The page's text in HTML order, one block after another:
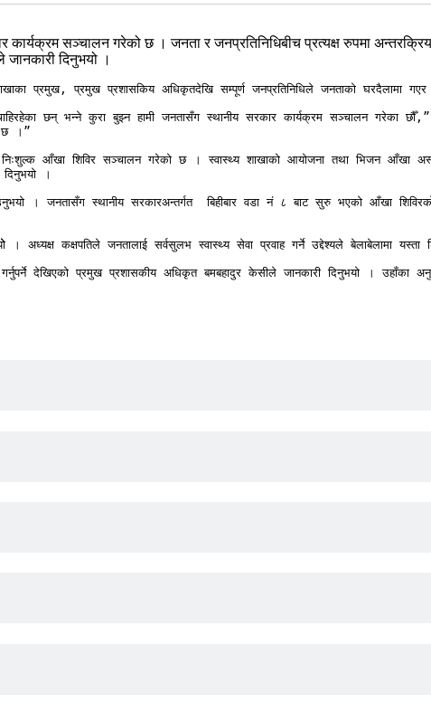
सञ्चालन गरेको छ । जनता र जनप्रतिनिधिबीच प्रत्यक्ष रुपमा
जानकारी दिनुभयो ।
प्रमुख, प्रमुख प्रशासकिय अधिकृतदेखि सम्पूर्ण जनप्रतिनिधिले जनताको घरदैलामा
छन् भन्ने कुरा बुझ्न हामी जनतासँग स्थानीय सरकार कार्यक्रम सञ्चालन गरेका
छ ।”
आँखा शिविर सञ्चालन गरेको छ । स्वास्थ्य शाखाको आयोजना तथा भिजन आँखा
।
। जनतासँग स्थानीय सरकारअन्तर्गत  बिहीबार वडा नं ८ बाट सुरु भएको आँखा
अध्यक्ष कक्षपतिले जनतालाई सर्वसुलभ स्वास्थ्य सेवा प्रवाह गर्ने उद्देश्यले बेलाबेलामा यस्ता
देखिएको प्रमुख प्रशासकीय अधिकृत बमबहादुर केसीले जानकारी दिनुभयो । उहाँका